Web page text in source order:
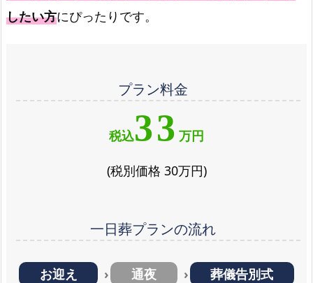
したい方にぴったりです。
プラン料金
税込33万円
(税別価格 30万円)
一日葬プランの流れ
お迎え 通夜 葬儀告別式